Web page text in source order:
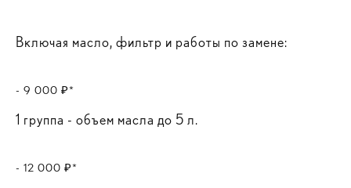
Включая масло, фильтр и работы по замене:
- 9 000 ₽*
1 группа - объем масла до 5 л.
- 12 000 ₽*